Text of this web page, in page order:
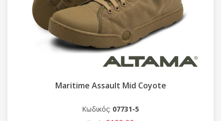
Maritime Assault Mid Coyote
Κωδικός: 07731-5